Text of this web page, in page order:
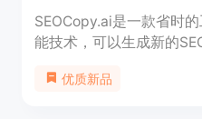
SEOCopy.ai是一款省时
能技术，可以生成新的
文章，节省写作时间。通
优质新品